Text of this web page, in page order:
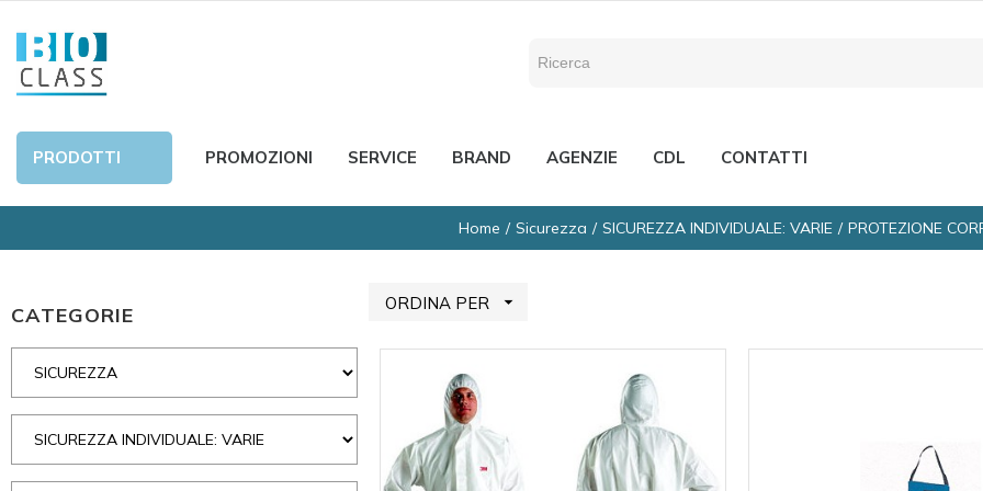
PRODOTTI PROMOZIONI SERVICE BRAND AGENZIE CDL CONTATTI
Home Sicurezza SICUREZZA INDIVIDUALE: VARIE PROTEZIONE
CATEGORIE ORDINA PER 